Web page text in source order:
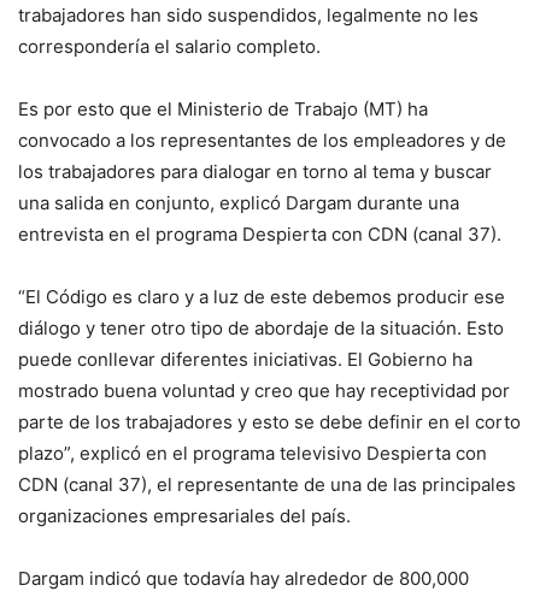
trabajadores han sido suspendidos, legalmente no les
correspondería el salario completo.
Es por esto que el Ministerio de Trabajo (MT) ha
convocado a los representantes de los empleadores y de
los trabajadores para dialogar en torno al tema y buscar
una salida en conjunto, explicó Dargam durante una
entrevista en el programa Despierta con CDN (canal 37).
“El Código es claro y a luz de este debemos producir ese
diálogo y tener otro tipo de abordaje de la situación. Esto
puede conllevar diferentes iniciativas. El Gobierno ha
mostrado buena voluntad y creo que hay receptividad por
parte de los trabajadores y esto se debe definir en el corto
plazo”, explicó en el programa televisivo Despierta con
CDN (canal 37), el representante de una de las principales
organizaciones empresariales del país.
Dargam indicó que todavía hay alrededor de 800,000